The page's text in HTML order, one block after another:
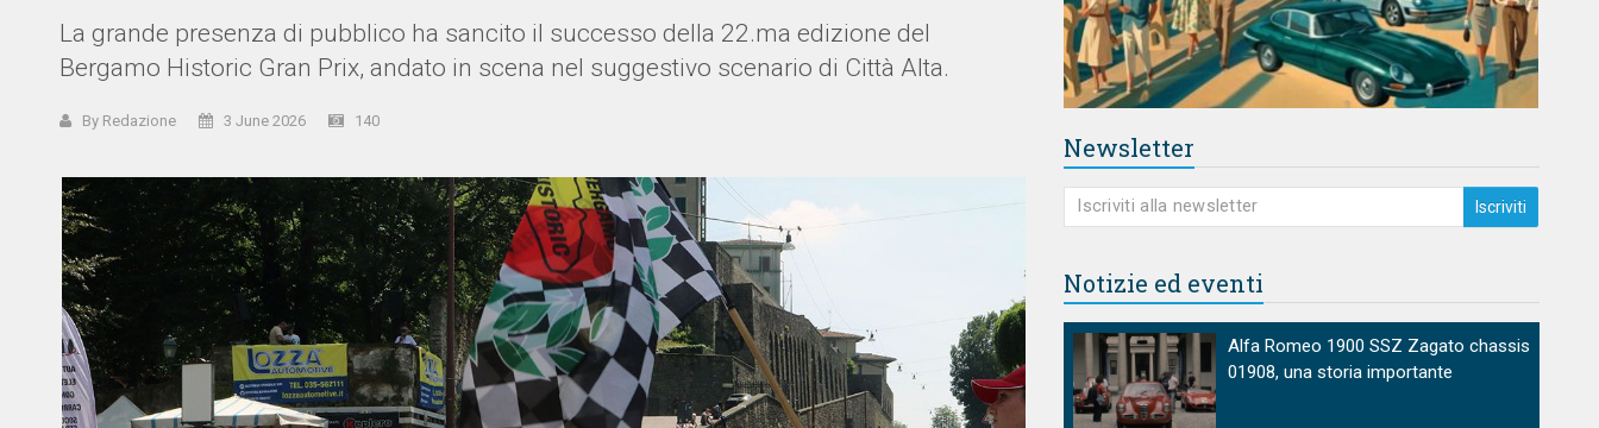
La grande presenza di pubblico ha sancito il successo della 22.ma edizione del
Bergamo Historic Gran Prix, andato in scena nel suggestivo scenario di Città Alta.
By Redazione 3 June 2026 140
Newsletter
Iscriviti
Notizie ed eventi
Alfa Romeo 1900 SSZ Zagato chassis
01908, una storia importante